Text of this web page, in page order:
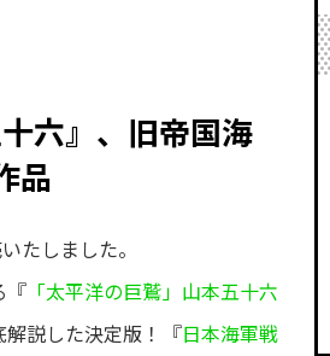
六』、旧帝国海
品
たしました。
『「太平洋の巨鷲」山本五十六
説した決定版！『日本海軍戦